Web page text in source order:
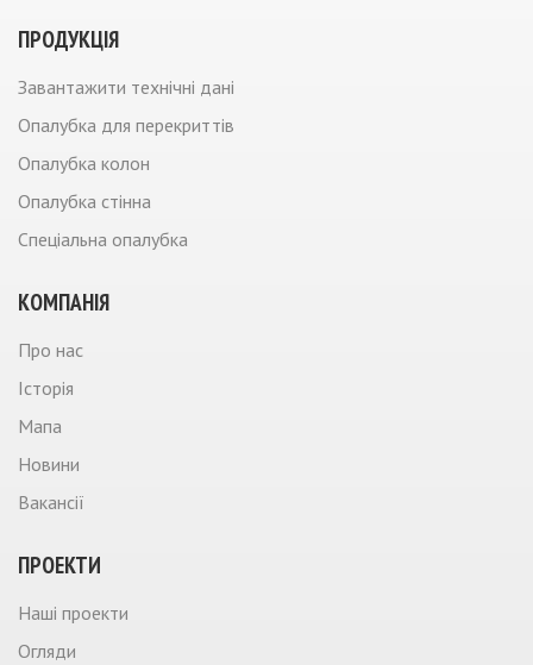
ПРОДУКЦIЯ
Завантажити технічні дані
Опалубка для перекриттів
Опалубка колон
Опалубка стінна
Спеціальна опалубка
КОМПАНIЯ
Про нас
Iсторiя
Мапа
Новини
Вакансії
ПРОЕКТИ
Нашi проекти
Огляди